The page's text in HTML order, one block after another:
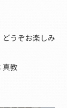
うぞお楽しみ
真教